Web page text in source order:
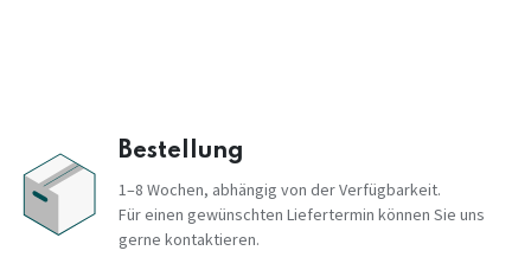
Bestellung
1–8 Wochen, abhängig von der Verfügbarkeit.
Für einen gewünschten Liefertermin können Sie uns
gerne kontaktieren.